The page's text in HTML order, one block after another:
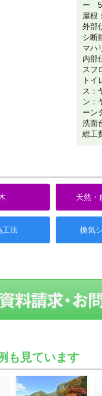
ー 5
屋根
外部
シ断
マハ
内部
スフ
ト
ス：
ン：
ーン
洗面
総工
天然・
工法 換気
も見ています